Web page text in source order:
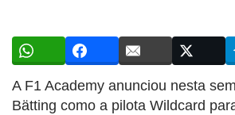
A F1 Academy anunciou nesta
Bätting como a pilota Wildcard